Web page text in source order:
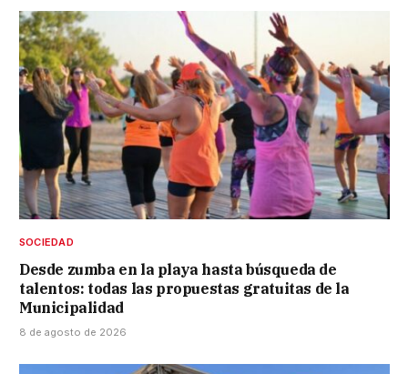
SOCIEDAD
Desde zumba en la playa hasta búsqueda de
talentos: todas las propuestas gratuitas de la
Municipalidad
8 de agosto de 2026